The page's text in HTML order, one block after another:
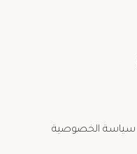
سياسة الخصوصية